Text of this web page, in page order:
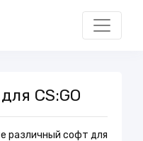
CS:GO
различный софт для